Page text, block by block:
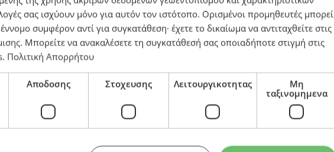
– Ποιος είναι ο σκοπός του και ποια είναι τα μέλη του
σας ισχύουν μόνο για αυτόν τον ιστότοπο. Ορισμένοι προμηθευτές μπορεί
συμφέρον αντί για συγκατάθεση· έχετε το δικαίωμα να αντιταχθείτε στις
. Μπορείτε να ανακαλέσετε τη συγκατάθεσή σας οποιαδήποτε στιγμή στις
. Πολιτική Απορρήτου
Αποδοσης Στοχευσης Λειτουργικοτητας
Μη
ταξινομημενα